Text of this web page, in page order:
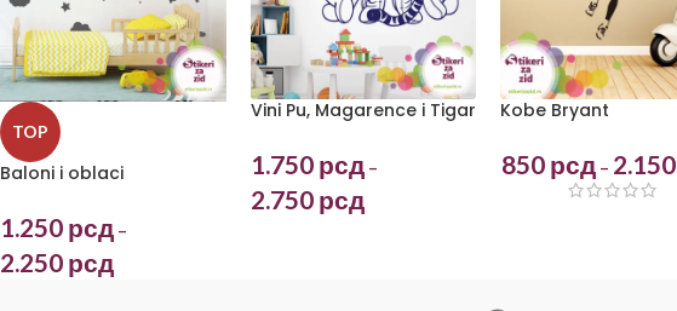
TOP
Baloni i oblaci
1.250 рсд –
2.250 рсд
Vini Pu, Magarence i Tigar
1.750 рсд –
2.750 рсд
Kobe Bryant
850 рсд – 2.150